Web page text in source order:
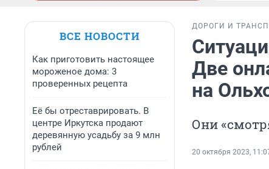
ВСЕ НОВОСТИ
Как приготовить настоящее
мороженое дома: 3
проверенных рецепта
Её бы отреставрировать. В
центре Иркутска продают
деревянную усадьбу за 9 млн
рублей
ДОРОГИ И
Две
на
Они
20 октября 2023,